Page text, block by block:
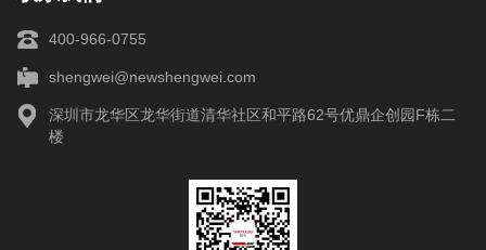
400-966-0755
shengwei@newshengwei.com
深圳市龙华区龙华街道清华社区和平路62号优鼎企创园F栋二
楼